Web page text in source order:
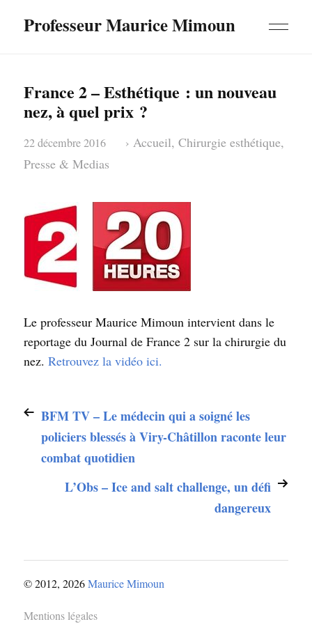
Professeur Maurice Mimoun
France 2 – Esthétique : un nouveau
nez, à quel prix ?
22 décembre 2016 › Accueil, Chirurgie esthétique,
Presse & Medias
Le professeur Maurice Mimoun intervient dans le
reportage du Journal de France 2 sur la chirurgie du
nez. Retrouvez la vidéo ici.
BFM TV – Le médecin qui a soigné les
policiers blessés à Viry-Châtillon raconte leur
combat quotidien
L’Obs – Ice and salt challenge, un défi
dangereux
© 2012, 2026Maurice Mimoun
Mentions légales